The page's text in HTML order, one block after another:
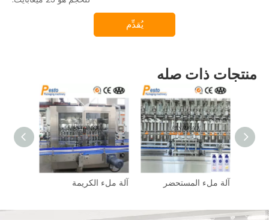
يُقدِّم
منتجات ذات صله
آلة ملء الكريمة آلة ملء المستحضر